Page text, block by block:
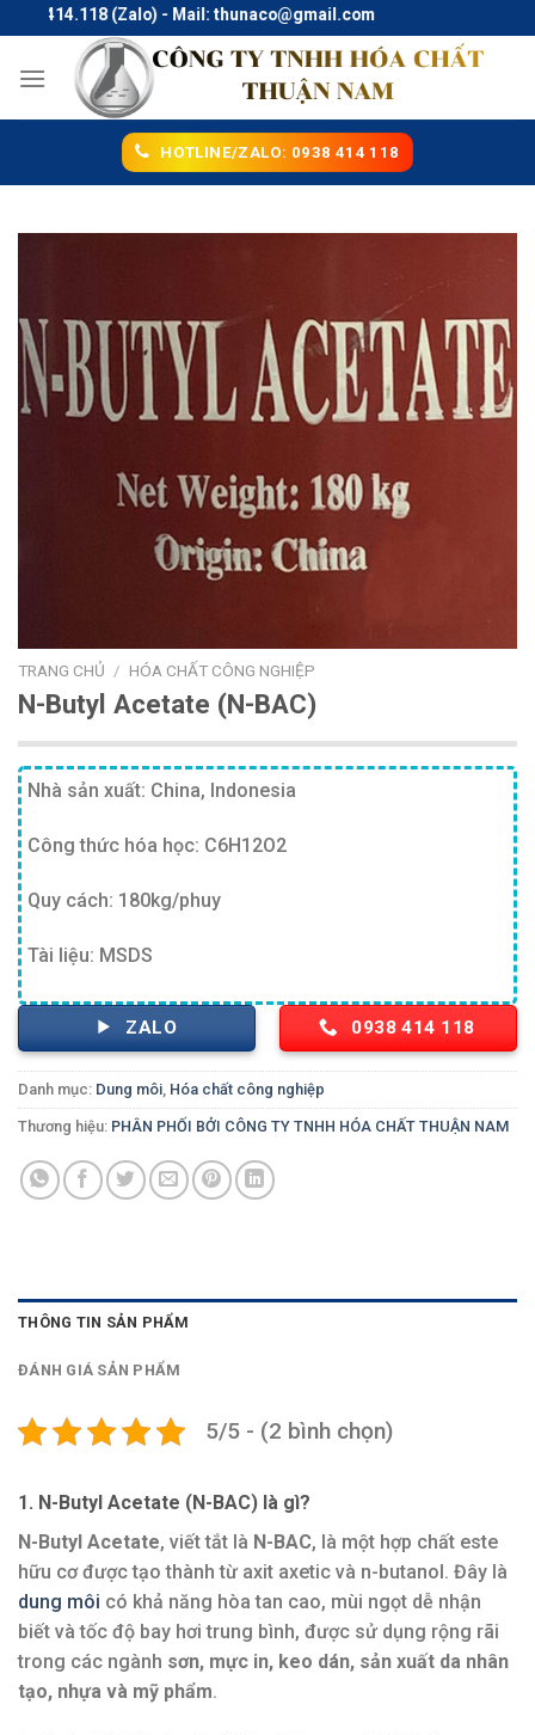
to
content
(Zalo) - Mail: thunaco@gmail.com
HOTLINE/ZALO: 0938 414 118
TRANG CHỦ / HÓA CHẤT CÔNG NGHIỆP
N-Butyl Acetate (N-BAC)
Nhà sản xuất: China, Indonesia
Công thức hóa học: C6H12O2
Quy cách: 180kg/phuy
Tài liệu: MSDS
ZALO 0938 414 118
Danh mục: Dung môi, Hóa chất công nghiệp
Thương hiệu: PHÂN PHỐI BỞI CÔNG TY TNHH HÓA CHẤT THUẬN NAM
THÔNG TIN SẢN PHẨM
ĐÁNH GIÁ SẢN PHẨM
5/5 - (2 bình chọn)
1. N-Butyl Acetate (N-BAC) là gì?
N-Butyl Acetate, viết tắt là N-BAC, là một hợp chất este
hữu cơ được tạo thành từ axit axetic và n-butanol. Đây là
dung môi có khả năng hòa tan cao, mùi ngọt dễ nhận
biết và tốc độ bay hơi trung bình, được sử dụng rộng rãi
trong các ngành sơn, mực in, keo dán, sản xuất da nhân
tạo, nhựa và mỹ phẩm.